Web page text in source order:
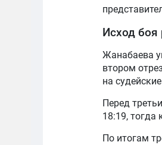
Исход
Жанабаева
втором
на
Перед
18:19, тогда
По итогам